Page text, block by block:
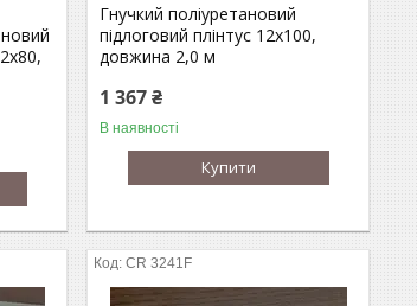
Гнучкий поліуретановий
підлоговий плінтус 12х100,
довжина 2,0 м
1 367 ₴
В наявності
Купити
CR 3241F